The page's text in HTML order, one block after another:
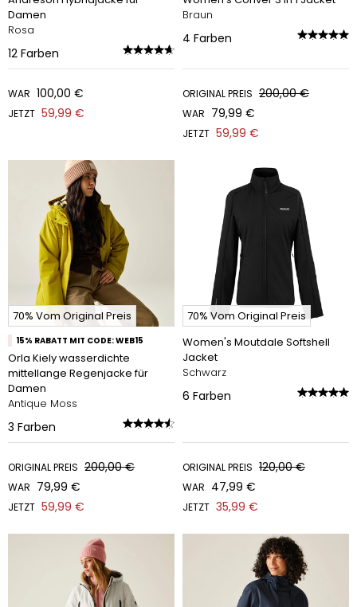
Damen
Rosa
12 Farben
WAR 100,00 €
JETZT 59,99 €
Braun
4 Farben
ORIGINAL PREIS 200,00 €
WAR 79,99 €
JETZT 59,99 €
70% Vom Original Preis
15% RABATT MIT CODE: WEB15
Orla Kiely wasserdichte
mittellange Regenjacke für
Damen
Antique Moss
3 Farben
ORIGINAL PREIS 200,00 €
WAR 79,99 €
JETZT 59,99 €
70% Vom Original Preis
Women's Moutdale Softshell
Jacket
Schwarz
6 Farben
ORIGINAL PREIS 120,00 €
WAR 47,99 €
JETZT 35,99 €